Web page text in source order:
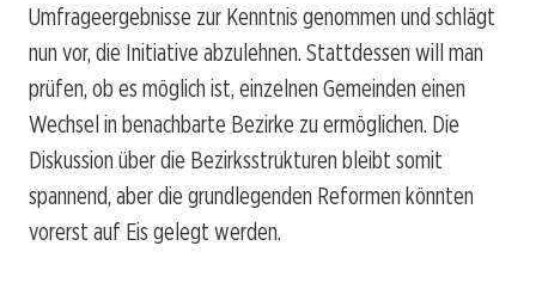
Umfrageergebnisse zur Kenntnis genommen und schlägt
nun vor, die Initiative abzulehnen. Stattdessen will man
prüfen, ob es möglich ist, einzelnen Gemeinden einen
Wechsel in benachbarte Bezirke zu ermöglichen. Die
Diskussion über die Bezirksstrukturen bleibt somit
spannend, aber die grundlegenden Reformen könnten
vorerst auf Eis gelegt werden.